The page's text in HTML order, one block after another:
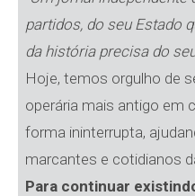
partidos, do seu Estado
da história precisa do
Hoje, temos orgulho de
operária mais antigo em
forma ininterrupta,
marcantes e cotidianos
Para continuar